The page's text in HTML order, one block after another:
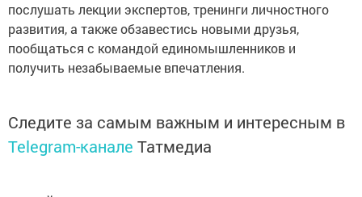
послушать лекции экспертов, тренинги личностного
развития, а также обзавестись новыми друзья,
пообщаться с командой единомышленников и
получить незабываемые впечатления.
Следите за самым важным и интересным в
Telegram-канале Татмедиа